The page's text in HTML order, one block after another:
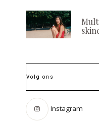
Volg ons
Instagram